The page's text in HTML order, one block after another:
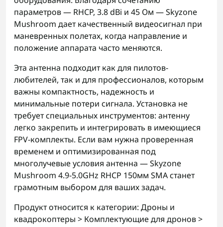
параметров — RHCP, 3.8 dBi и 45 Ом — Skyzone
Mushroom дает качественный видеосигнал при
маневренных полетах, когда направление и
положение аппарата часто меняются.
Эта антенна подходит как для пилотов-
любителей, так и для профессионалов, которым
важны компактность, надежность и
минимальные потери сигнала. Установка не
требует специальных инструментов: антенну
легко закрепить и интегрировать в имеющиеся
FPV-комплекты. Если вам нужна проверенная
временем и оптимизированная под
многолучевые условия антенна — Skyzone
Mushroom 4.9-5.0GHz RHCP 150мм SMA станет
грамотным выбором для ваших задач.
Продукт относится к категории: Дроны и
квадрокоптеры > Комплектующие для дронов >